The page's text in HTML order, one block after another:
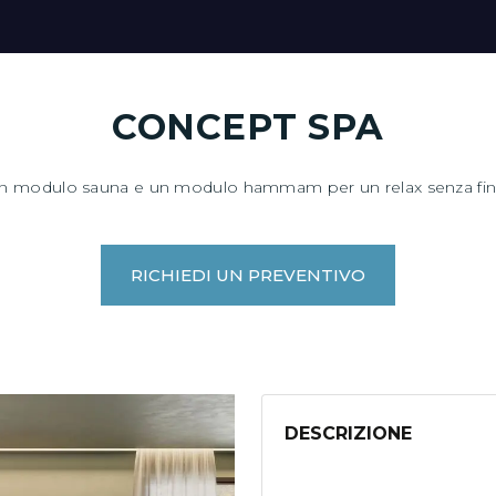
CONCEPT SPA
modulo sauna e un modulo hammam per un relax senza
RICHIEDI UN PREVENTIVO
DESCRIZIONE